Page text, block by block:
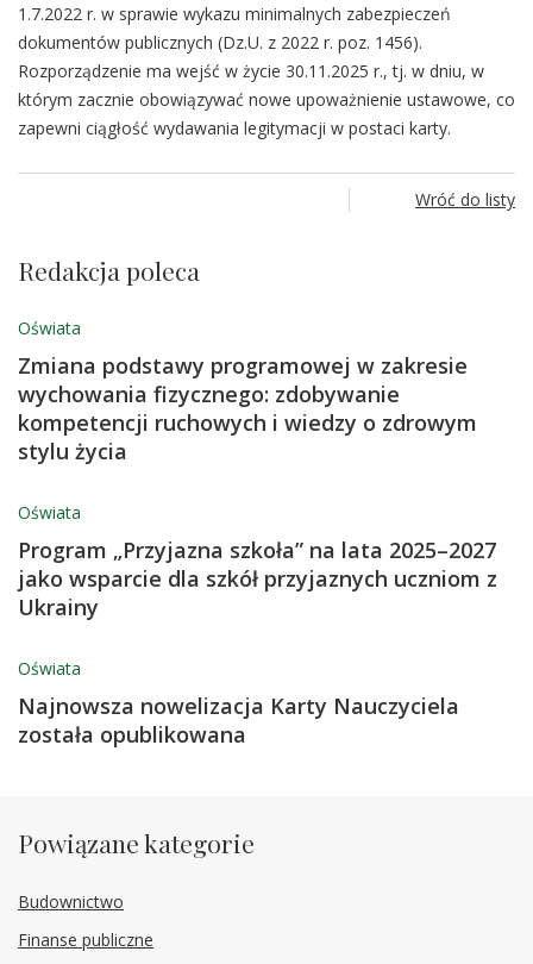
1.7.2022 r. w sprawie wykazu minimalnych zabezpieczeń
dokumentów publicznych (Dz.U. z 2022 r. poz. 1456).
Rozporządzenie ma wejść w życie 30.11.2025 r., tj. w dniu, w
którym zacznie obowiązywać nowe upoważnienie ustawowe, co
zapewni ciągłość wydawania legitymacji w postaci karty.
Wróć do listy
Redakcja poleca
Oświata
Zmiana podstawy programowej w zakresie
wychowania fizycznego: zdobywanie
kompetencji ruchowych i wiedzy o zdrowym
stylu życia
Oświata
Program „Przyjazna szkoła” na lata 2025–2027
jako wsparcie dla szkół przyjaznych uczniom z
Ukrainy
Oświata
Najnowsza nowelizacja Karty Nauczyciela
została opublikowana
Powiązane kategorie
Budownictwo
Finanse publiczne